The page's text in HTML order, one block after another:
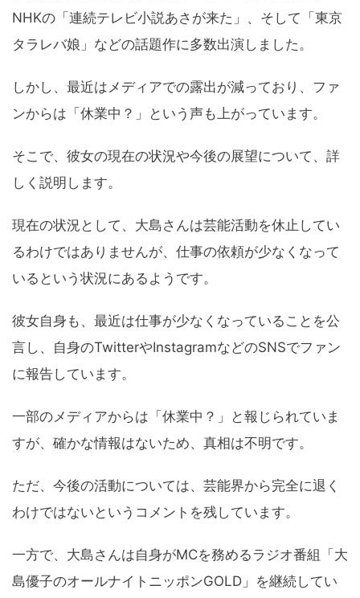
NHKの「連続テレビ小説あさが来た」、そして「東京
タラレバ娘」などの話題作に多数出演しました。
しかし、最近はメディアでの露出が減っており、ファ
ンからは「休業中？」という声も上がっています。
そこで、彼女の現在の状況や今後の展望について、詳
しく説明します。
現在の状況として、大島さんは芸能活動を休止してい
るわけではありませんが、仕事の依頼が少なくなって
いるという状況にあるようです。
彼女自身も、最近は仕事が少なくなっていることを公
言し、自身のTwitterやInstagramなどのSNSでファン
に報告しています。
一部のメディアからは「休業中？」と報じられていま
すが、確かな情報はないため、真相は不明です。
ただ、今後の活動については、芸能界から完全に退く
わけではないというコメントを残しています。
一方で、大島さんは自身がMCを務めるラジオ番組「大
島優子のオールナイトニッポンGOLD」を継続してい